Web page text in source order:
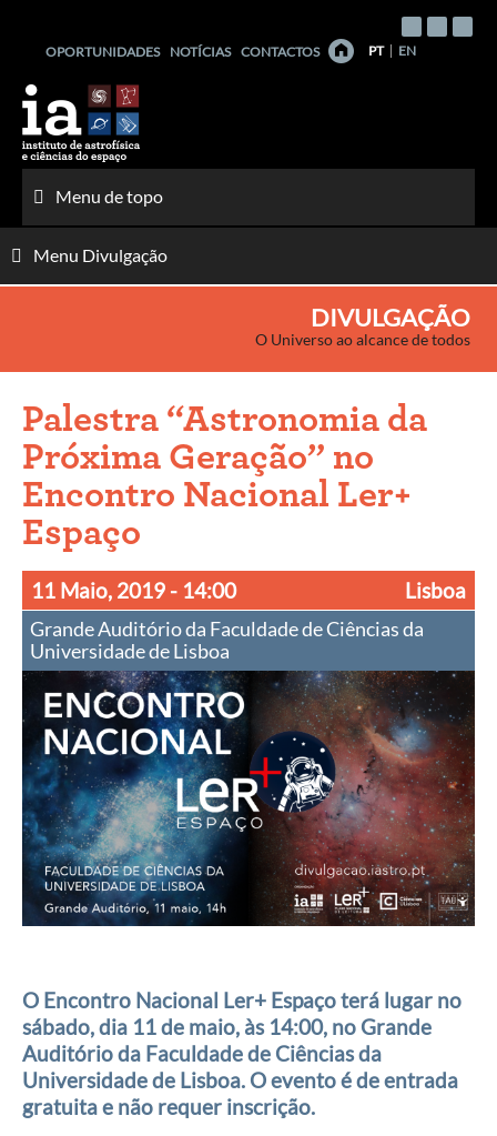
conteúdo
OPORTUNIDADES NOTÍCIAS CONTACTOS PT EN
Menu de topo
Menu Divulgação
DIVULGAÇÃO
O Universo ao alcance de todos
Palestra “Astronomia da
Próxima Geração” no
Encontro Nacional Ler+
Espaço
11 Maio, 2019 - 14:00 Lisboa
Grande Auditório da Faculdade de Ciências da
Universidade de Lisboa
O Encontro Nacional Ler+ Espaço terá lugar no
sábado, dia 11 de maio, às 14:00, no Grande
Auditório da Faculdade de Ciências da
Universidade de Lisboa. O evento é de entrada
gratuita e não requer inscrição.